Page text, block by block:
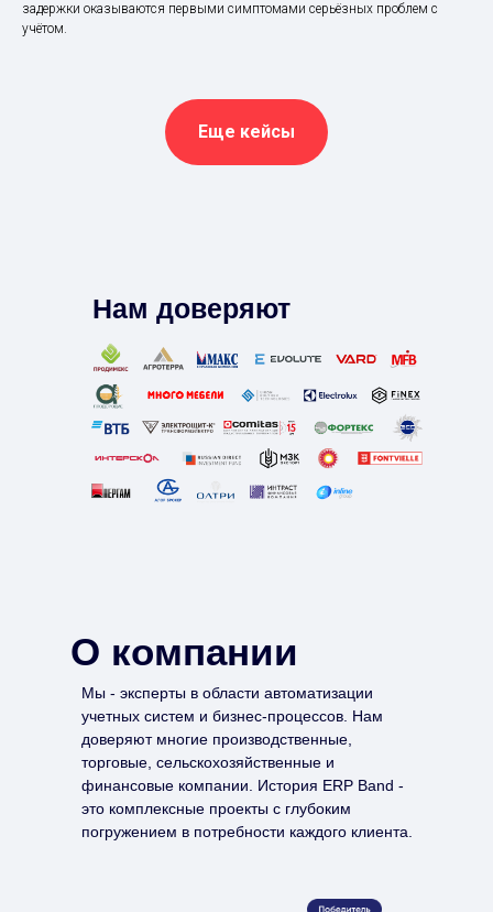
задержки оказываются первыми симптомами серьёзных проблем с
учётом.
Еще кейсы
Нам доверяют
Мы - эксперты в области автоматизации
учетных систем и бизнес-процессов. Нам
доверяют многие производственные,
торговые, сельскохозяйственные и
финансовые компании. История ERP Band -
это комплексные проекты с глубоким
погружением в потребности каждого клиента.
О компании